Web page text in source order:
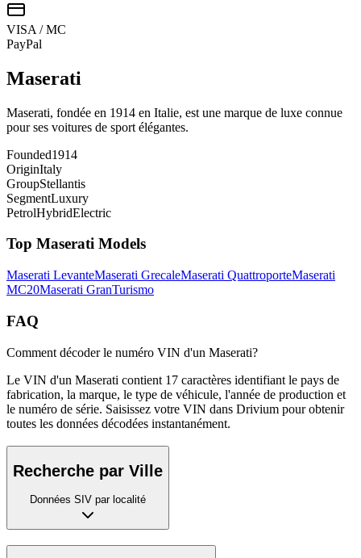
VISA / MC
PayPal
Maserati
Maserati, fondée en 1914 en Italie, est une marque de luxe connue
pour ses voitures de sport élégantes.
Founded1914
OriginItaly
GroupStellantis
SegmentLuxury
PetrolHybridElectric
Top Maserati Models
Maserati LevanteMaserati GrecaleMaserati QuattroporteMaserati
MC20Maserati GranTurismo
FAQ
Comment décoder le numéro VIN d'un Maserati?
Le VIN d'un Maserati contient 17 caractères identifiant le pays de
fabrication, la marque, le type de véhicule, l'année de production et
le numéro de série. Saisissez votre VIN dans Drivium pour obtenir
toutes les données décodées instantanément.
Recherche par Ville
Données SIV par localité